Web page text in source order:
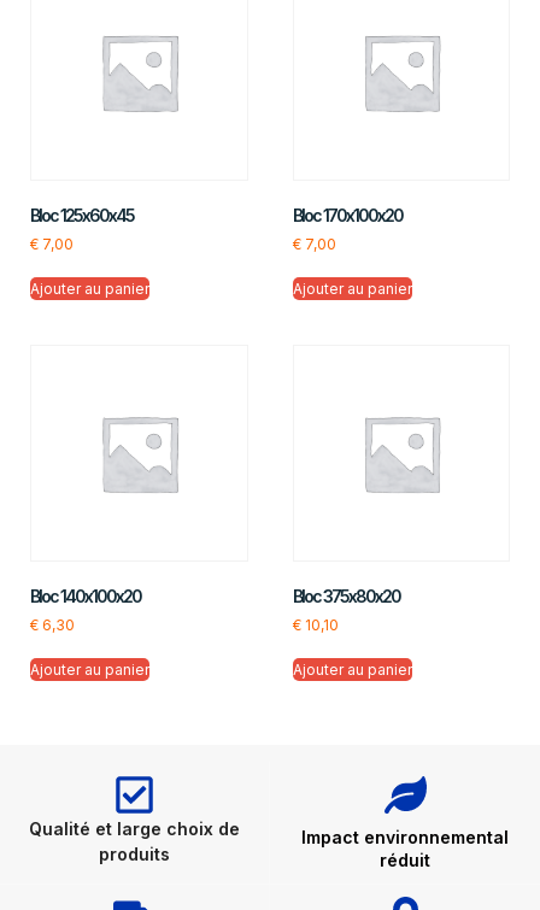
Bloc 125x60x45
€ 7,00
Ajouter au panier
Bloc 170x100x20
€7,00
Ajouter au panier
Bloc 140x100x20
€ 6,30
Ajouter au panier
Bloc 375x80x20
€10,10
Ajouter au panier
Qualité et large choix de
produits
Impact environnemental
réduit